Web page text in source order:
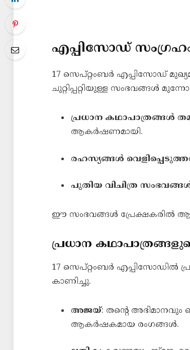
എപ്പിസോഡ്
17 സെപ്റ്റംബർ എപ്പിസോഡ്
ചുറ്റിപ്പറ്റിയുള്ള സംഭവങ്ങൾ
പ്രധാന കഥാപാത്രങ്ങൾ
ആകർഷണമായി.
രഹസ്യങ്ങൾ
പുതിയ വിചിത്ര
ഈ സംഭവങ്ങൾ പ്രേക്ഷകരിൽ
പ്രധാന
17 സെപ്റ്റംബർ എപ്പിസോഡിൽ
കാണിച്ചു.
അജയ്: തന്റെ അഭിമാനവും
ആകർഷകമായ രംഗങ്ങൾ.